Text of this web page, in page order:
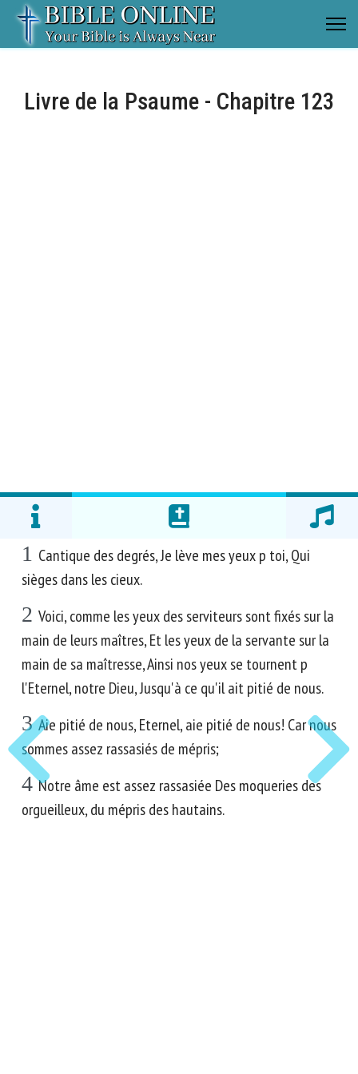
Livre de la Psaume - Chapitre 123
1 Cantique des degrés, Je lève mes yeux p toi, Qui
sièges dans les cieux.
2 Voici, comme les yeux des serviteurs sont fixés sur la
main de leurs maîtres, Et les yeux de la servante sur la
main de sa maîtresse, Ainsi nos yeux se tournent p
l'Eternel, notre Dieu, Jusqu'à ce qu'il ait pitié de nous.
3 Aie pitié de nous, Eternel, aie pitié de nous! Car nous
sommes assez rassasiés de mépris;
4 Notre âme est assez rassasiée Des moqueries des
orgueilleux, du mépris des hautains.